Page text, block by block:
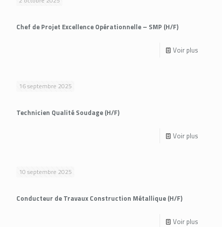
Chef de Projet Excellence Opérationnelle – SMP (H/F)
Voir plus
16 septembre 2025
Technicien Qualité Soudage (H/F)
Voir plus
10 septembre 2025
Conducteur de Travaux Construction Métallique (H/F)
Voir plus